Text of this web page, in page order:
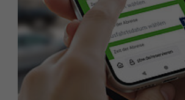
Gebündeltes
how für
Leistung.